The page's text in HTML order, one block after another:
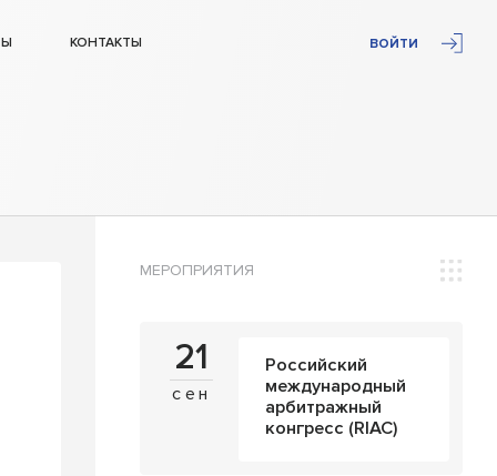
КОНТАКТЫ ВОЙТИ
МЕРОПРИЯТИЯ
21
сен
Российский
международный
арбитражный
конгресс (RIAC)